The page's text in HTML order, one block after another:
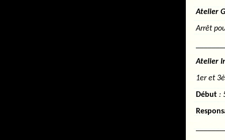
Atelier
Arrêt
Atelier
1er et
Début :